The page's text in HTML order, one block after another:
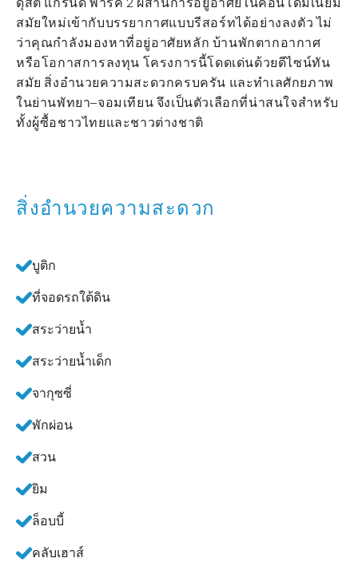
สมัยใหม่เข้ากับบรรยากาศแบบรีสอร์ทได้อย่างลงตัว ไม่
ว่าคุณกำลังมองหาที่อยู่อาศัยหลัก บ้านพักตากอากาศ
หรือโอกาสการลงทุน โครงการนี้โดดเด่นด้วยดีไซน์ทัน
สมัย สิ่งอำนวยความสะดวกครบครัน และทำเลศักยภาพ
ในย่านพัทยา–จอมเทียน จึงเป็นตัวเลือกที่น่าสนใจสำหรับ
ทั้งผู้ซื้อชาวไทยและชาวต่างชาติ
สิ่งอำนวยความสะดวก
บูติก
ที่จอดรถใต้ดิน
สระว่ายน้ำ
สระว่ายน้ำเด็ก
จากุซซี่
พักผ่อน
สวน
ยิม
ล็อบบี้
คลับเฮาส์